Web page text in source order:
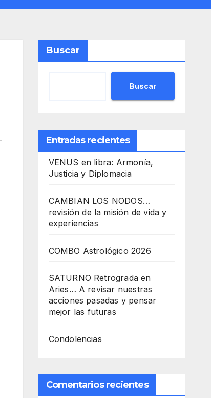
Buscar
Buscar
Entradas recientes
VENUS en libra: Armonía,
Justicia y Diplomacia
CAMBIAN LOS NODOS…
revisión de la misión de vida y
experiencias
COMBO Astrológico 2026
SATURNO Retrograda en
Aries… A revisar nuestras
acciones pasadas y pensar
mejor las futuras
Condolencias
Comentarios recientes